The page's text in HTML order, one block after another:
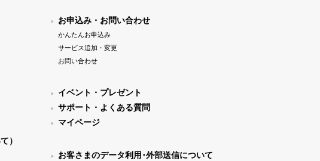
）
お申込み・お問い合わせ
かんたんお申込み
サービス追加・変更
お問い合わせ
イベント・プレゼント
サポート・よくある質問
マイページ
お客さまのデータ利用･外部送信について